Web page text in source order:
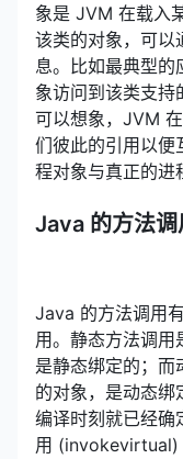
象是 JVM 在载入
该类的对象，可
息。比如最典型
象访问到该类支持
可以想象，JVM
们彼此的引用以便
程对象与真正的进
Java 的方法调
Java 的方法调用
用。静态方法调用
是静态绑定的；而
的对象，是动态
编译时刻就已经确
用 (invokevirtual)